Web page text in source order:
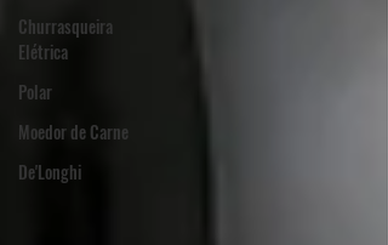
Churrasqueira
Elétrica
Polar
Moedor de Carne
De'Longhi